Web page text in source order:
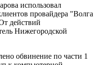
использовал
провайдера "Волга
действий
Нижегородской
обвинение по части 1